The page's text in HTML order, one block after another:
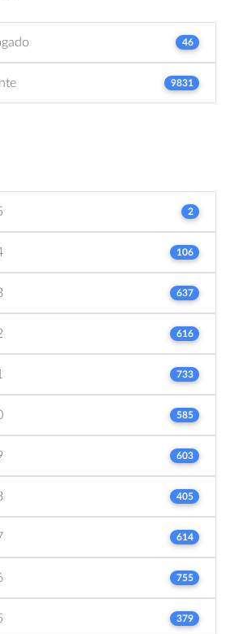
46
9831
2
106
637
616
733
585
603
405
614
755
379